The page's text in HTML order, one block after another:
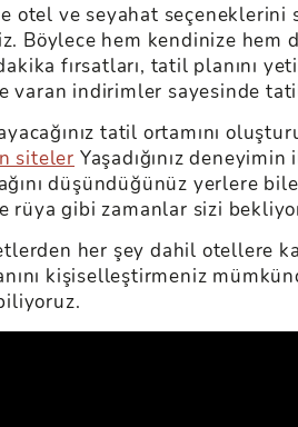
otel ve seyahat
Böylece hem kendinize
fırsatları, tatil planını
varan indirimler sayesinde
tatil ortamını
siteler Yaşadığınız
düşündüğünüz yerlere
rüya gibi zamanlar sizi
her şey dahil otellere
kişiselleştirmeniz